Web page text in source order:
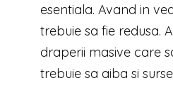
esentiala. Avand in
trebuie sa fie redusa.
draperii masive care
trebuie sa aiba si